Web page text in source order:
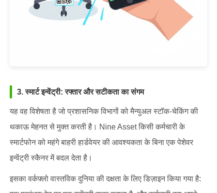
3. स्मार्ट इन्वेंट्री: रफ्तार और सटीकता का संगम
यह वह विशेषता है जो प्रशासनिक विभागों को मैन्युअल स्टॉक-चेकिंग की
थकाऊ मेहनत से मुक्त करती है। Nine Asset किसी कर्मचारी के
स्मार्टफोन को महंगे बाहरी हार्डवेयर की आवश्यकता के बिना एक पेशेवर
इन्वेंट्री स्कैनर में बदल देता है।
इसका वर्कफ़्लो वास्तविक दुनिया की दक्षता के लिए डिज़ाइन किया गया है: